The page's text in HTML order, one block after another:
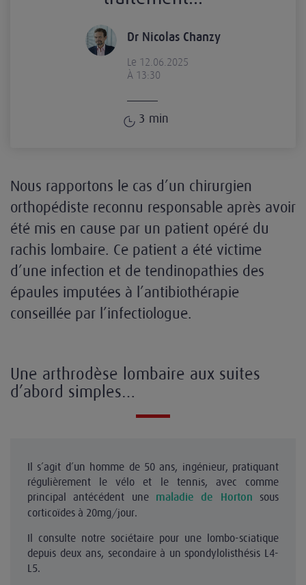
Dr Nicolas Chanzy
Le 12.06.2025
À 13:30
3 min
Nous rapportons le cas d’un chirurgien
orthopédiste reconnu responsable après avoir
été mis en cause par un patient opéré du
rachis lombaire. Ce patient a été victime
d’une infection et de tendinopathies des
épaules imputées à l’antibiothérapie
conseillée par l’infectiologue.
Une arthrodèse lombaire aux suites
d’abord simples…
Il s’agit d’un homme de 50 ans, ingénieur, pratiquant
régulièrement le vélo et le tennis, avec comme
principal antécédent une maladie de Horton sous
corticoïdes à 20mg/jour.
Il consulte notre sociétaire pour une lombo-sciatique
depuis deux ans, secondaire à un spondylolisthésis L4-
L5.